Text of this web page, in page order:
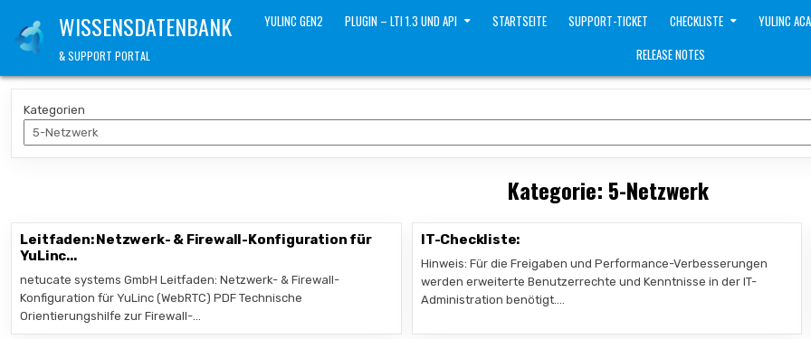
content
WISSENSDATENBANK
& SUPPORT PORTAL
YULINC GEN2 PLUGIN – LTI 1.3 UND API STARTSEITE SUPPORT-TICKET CHECKLISTE
YULINC
RELEASE NOTES
Kategorien
Kategorie: 5-Netzwerk
Leitfaden: Netzwerk- & Firewall-Konfiguration für
YuLinc...
netucate systems GmbH Leitfaden: Netzwerk- & Firewall-
Konfiguration für YuLinc (WebRTC) PDF Technische
Orientierungshilfe zur Firewall-…
IT-Checkliste:
Hinweis: Für die Freigaben und Performance-Verbesserungen
werden erweiterte Benutzerrechte und Kenntnisse in der IT-
Administration benötigt….